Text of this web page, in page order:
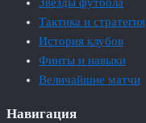
Тактика и стратегия
История клубов
Финты и навыки
Величайшие матчи
Навигация